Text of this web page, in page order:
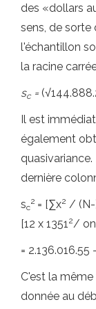
des «dollars
sens, de sorte
l'échantillon
la racine
sc = (√
Il est
également
dernière
sc
2 = [∑x2 / (N-
[12 x 13512/
=
C'est la
donnée au